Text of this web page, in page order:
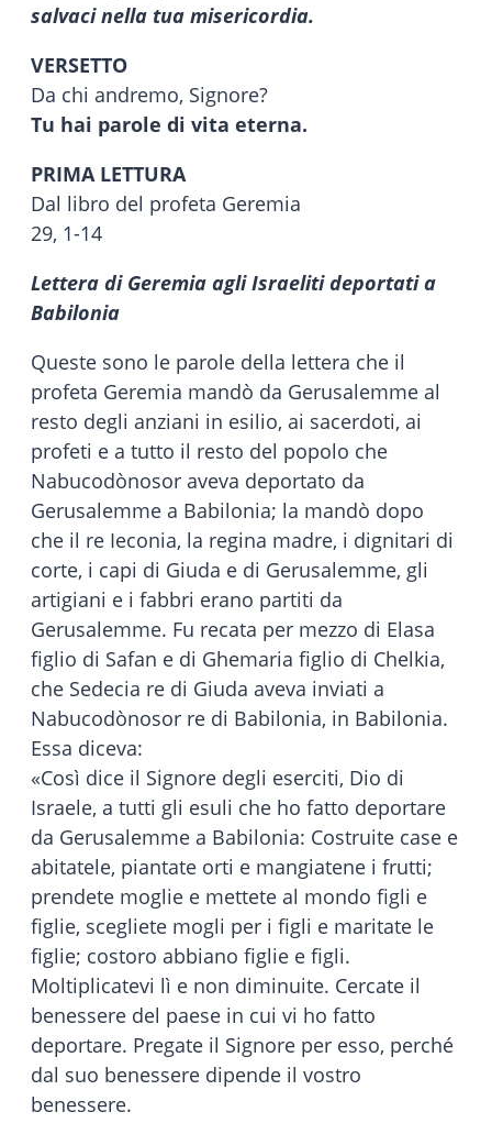
salvaci nella tua misericordia.
VERSETTO
Da chi andremo, Signore?
Tu hai parole di vita eterna.
PRIMA LETTURA
Dal libro del profeta Geremia
29, 1-14
Lettera di Geremia agli Israeliti deportati a
Babilonia
Queste sono le parole della lettera che il
profeta Geremia mandò da Gerusalemme al
resto degli anziani in esilio, ai sacerdoti, ai
profeti e a tutto il resto del popolo che
Nabucodònosor aveva deportato da
Gerusalemme a Babilonia; la mandò dopo
che il re Ieconia, la regina madre, i dignitari di
corte, i capi di Giuda e di Gerusalemme, gli
artigiani e i fabbri erano partiti da
Gerusalemme. Fu recata per mezzo di Elasa
figlio di Safan e di Ghemaria figlio di Chelkia,
che Sedecia re di Giuda aveva inviati a
Nabucodònosor re di Babilonia, in Babilonia.
Essa diceva:
«Così dice il Signore degli eserciti, Dio di
Israele, a tutti gli esuli che ho fatto deportare
da Gerusalemme a Babilonia: Costruite case e
abitatele, piantate orti e mangiatene i frutti;
prendete moglie e mettete al mondo figli e
figlie, scegliete mogli per i figli e maritate le
figlie; costoro abbiano figlie e figli.
Moltiplicatevi lì e non diminuite. Cercate il
benessere del paese in cui vi ho fatto
deportare. Pregate il Signore per esso, perché
dal suo benessere dipende il vostro
benessere.